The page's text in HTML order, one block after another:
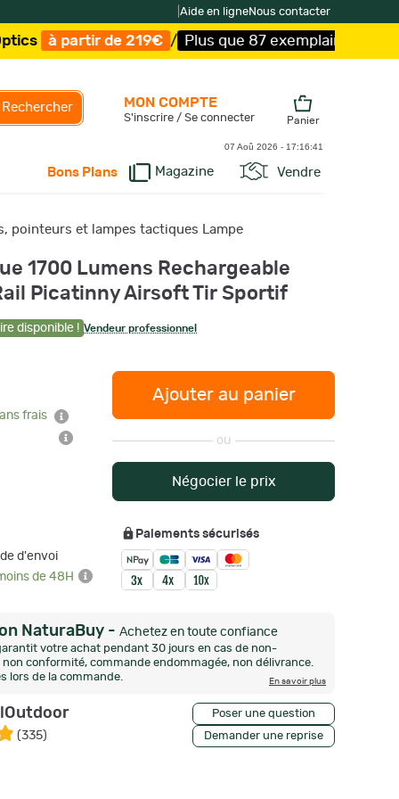
Aide en ligneNous contacter
de 219€ / Plus que 87 exemplaires ! /Livraison
Rechercher
Bons Plans Magazine Vendre
MON COMPTE
S'inscrire / Se connecter Panier
07 Aoû 2026 - 17:16:42
pointeurs et lampes tactiques Lampe
1700 Lumens Rechargeable
Picatinny Airsoft Tir Sportif
disponible ! Vendeur professionnel
frais
Ajouter au panier
ou
Négocier le prix
d'envoi
de 48H
Paiements sécurisés
NaturaBuy - Achetez en toute confiance
votre achat pendant 30 jours en cas de non-
conformité, commande endommagée, non délivrance.
lors de la commande.
En savoir plus
(335) Demander une reprise
Poser une question